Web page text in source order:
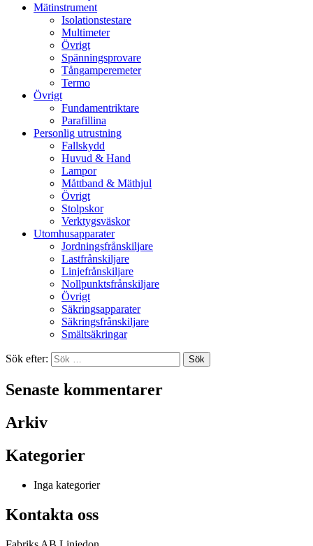
Mätinstrument
Isolationstestare
Multimeter
Övrigt
Spänningsprovare
Tångamperemeter
Termo
Övrigt
Fundamentriktare
Parafillina
Personlig utrustning
Fallskydd
Huvud & Hand
Lampor
Måttband & Mäthjul
Övrigt
Stolpskor
Verktygsväskor
Utomhusapparater
Jordningsfrånskiljare
Lastfrånskiljare
Linjefrånskiljare
Nollpunktsfrånskiljare
Övrigt
Säkringsapparater
Säkringsfrånskiljare
Smältsäkringar
Sök efter:
Senaste kommentarer
Arkiv
Kategorier
Inga kategorier
Kontakta oss